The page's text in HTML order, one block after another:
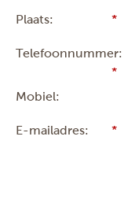
Plaats:
Telefoonnummer:
Mobiel:
E-mailadres: